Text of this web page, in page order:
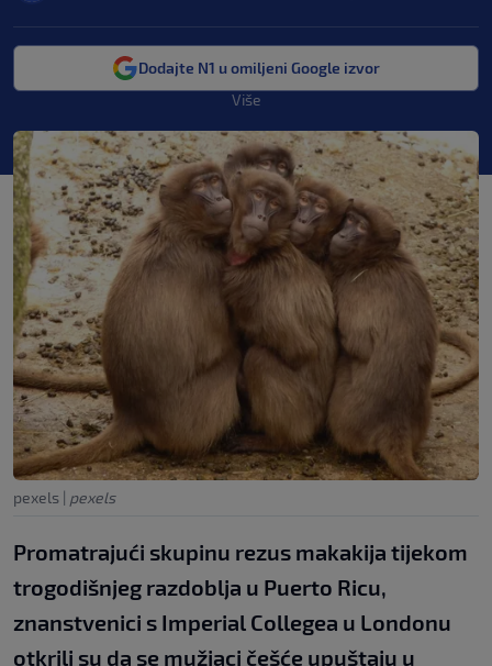
Dodajte N1 u omiljeni Google izvor
Više
pexels | pexels
Promatrajući skupinu rezus makakija tijekom
trogodišnjeg razdoblja u Puerto Ricu,
znanstvenici s Imperial Collegea u Londonu
otkrili su da se mužjaci češće upuštaju u